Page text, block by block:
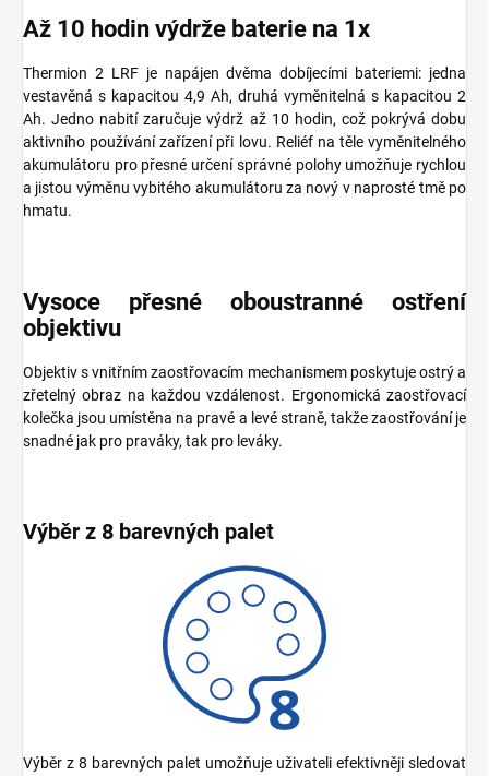
Až 10 hodin výdrže baterie na 1x
Thermion 2 LRF je napájen dvěma dobíjecími bateriemi: jedna
vestavěná s kapacitou 4,9 Ah, druhá vyměnitelná s kapacitou 2
Ah. Jedno nabití zaručuje výdrž až 10 hodin, což pokrývá dobu
aktivního používání zařízení při lovu. Reliéf na těle vyměnitelného
akumulátoru pro přesné určení správné polohy umožňuje rychlou
a jistou výměnu vybitého akumulátoru za nový v naprosté tmě po
hmatu.
Vysoce přesné oboustranné ostření
objektivu
Objektiv s vnitřním zaostřovacím mechanismem poskytuje ostrý a
zřetelný obraz na každou vzdálenost. Ergonomická zaostřovací
kolečka jsou umístěna na pravé a levé straně, takže zaostřování je
snadné jak pro praváky, tak pro leváky.
Výběr z 8 barevných palet
Výběr z 8 barevných palet umožňuje uživateli efektivněji sledovat